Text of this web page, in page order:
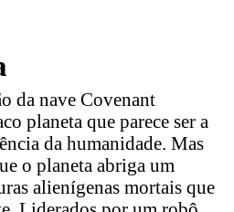
da nave Covenant
planeta que parece ser a
da humanidade. Mas
o planeta abriga um
alienígenas mortais que